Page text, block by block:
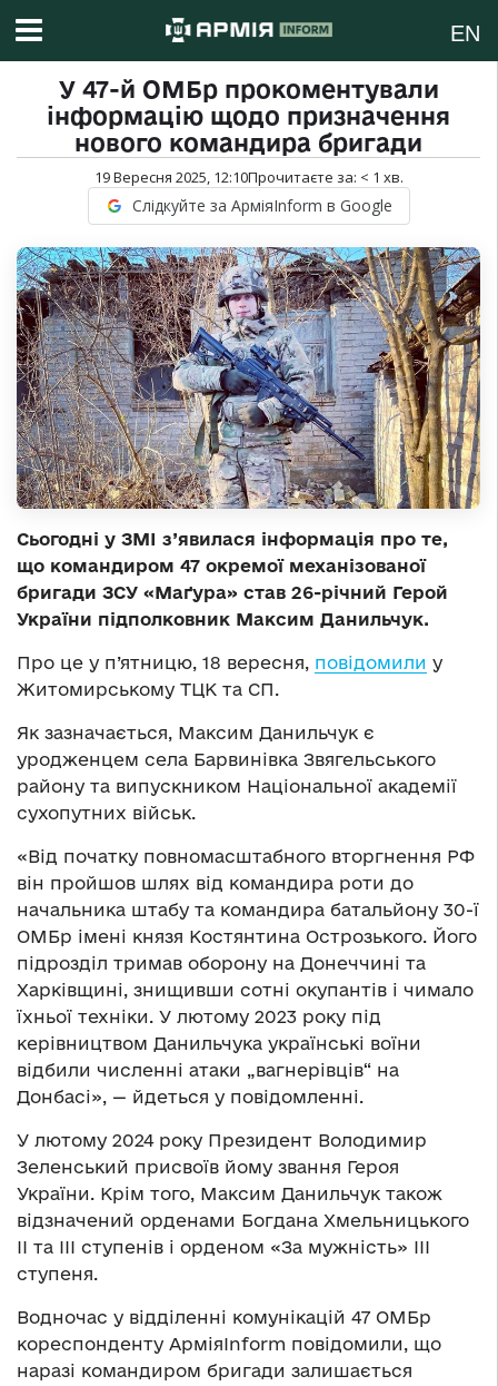
EN
У 47-й ОМБр прокоментували
інформацію щодо призначення
нового командира бригади
19 Вересня 2025, 12:10Прочитаєте за: < 1 хв.
Слідкуйте за АрміяInform в Google
Сьогодні у ЗМІ з’явилася інформація про те,
що командиром 47 окремої механізованої
бригади ЗСУ «Маґура» став 26-річний Герой
України підполковник Максим Данильчук.
Про це у п’ятницю, 18 вересня, повідомили у
Житомирському ТЦК та СП.
Як зазначається, Максим Данильчук є
уродженцем села Барвинівка Звягельського
району та випускником Національної академії
сухопутних військ.
«Від початку повномасштабного вторгнення РФ
він пройшов шлях від командира роти до
начальника штабу та командира батальйону 30-ї
ОМБр імені князя Костянтина Острозького. Його
підрозділ тримав оборону на Донеччині та
Харківщині, знищивши сотні окупантів і чимало
їхньої техніки. У лютому 2023 року під
керівництвом Данильчука українські воїни
відбили численні атаки „вагнерівців“ на
Донбасі», — йдеться у повідомленні.
У лютому 2024 року Президент Володимир
Зеленський присвоїв йому звання Героя
України. Крім того, Максим Данильчук також
відзначений орденами Богдана Хмельницького
ІІ та ІІІ ступенів і орденом «За мужність» ІІІ
ступеня.
Водночас у відділенні комунікацій 47 ОМБр
кореспонденту АрміяInform повідомили, що
наразі командиром бригади залишається